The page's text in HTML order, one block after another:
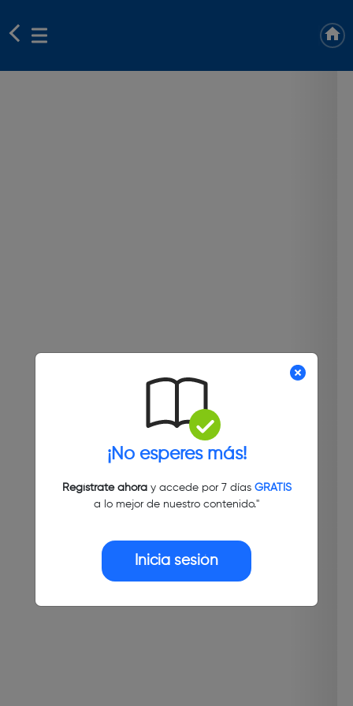
¡No esperes más!
Regístrate ahoray accede por 7 días GRATIS
a lo mejor de nuestro contenido."
Inicia sesión